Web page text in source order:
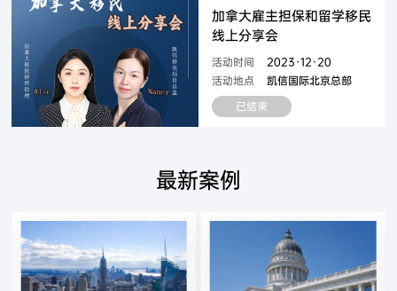
加拿大雇主担保和留学移民
线上分享会
活动时间
2023·12·20
活动地点
凯信国际北京总部
已结束
最新案例